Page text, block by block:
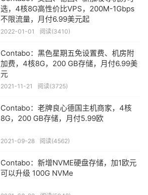
选，4核8G高性价比VPS，200M-1Gbps
不限流量，月付6.99美元起
2022-01-01 阅读(3410)
Contabo：黑色星期五免设置费、机房附
加费，4核8G，200 GB存储，月付6.99美
元
2021-11-21 阅读(3725)
Contabo：老牌良心德国主机商家，4核
8G，200 GB存储，月付5.99欧
2021-09-28 阅读(4562)
Contabo：新增NVME硬盘存储，加1欧元
可以升级 100G NVMe